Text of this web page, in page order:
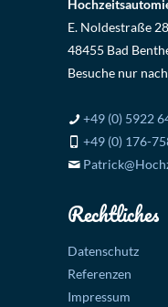
E. Noldestraße 28
48455 Bad
Besuche nur
+49 (0) 5922
+49 (0) 176-
Rechtliches
Datenschutz
Referenzen
Impressum